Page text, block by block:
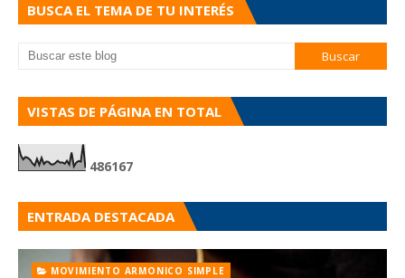
BUSCA EL TEMA DE TU INTERÉS
VISTAS DE PÁGINA EN TOTAL
486167
ENTRADA DESTACADA
MOVIMIENTO ARMONICO SIMPLE